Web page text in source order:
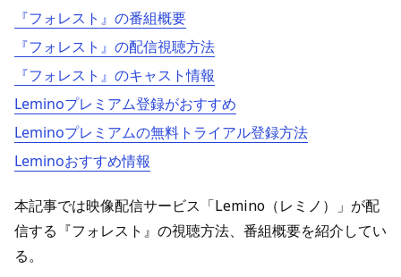
『フォレスト』の番組概要
『フォレスト』の配信視聴方法
『フォレスト』のキャスト情報
Leminoプレミアム登録がおすすめ
Leminoプレミアムの無料トライアル登録方法
Leminoおすすめ情報
本記事では映像配信サービス「Lemino（レミノ）」が配
信する『フォレスト』の視聴方法、番組概要を紹介してい
る。